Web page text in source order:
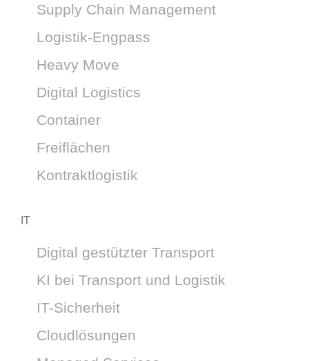
Supply Chain Management
Logistik-Engpass
Heavy Move
Digital Logistics
Container
Freiflächen
Kontraktlogistik
IT
Digital gestützter Transport
KI bei Transport und Logistik
IT-Sicherheit
Cloudlösungen